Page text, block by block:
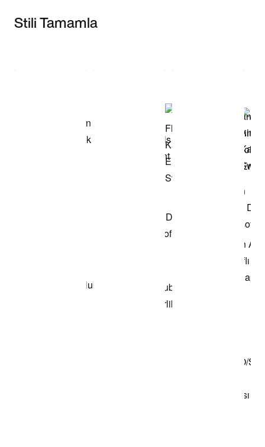
Stili Tamamla